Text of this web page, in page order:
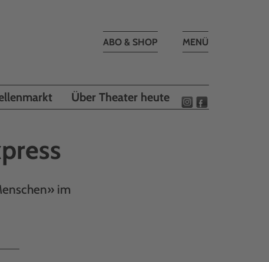
Toggle
MENÜ
ABO & SHOP
Über Theater heute
im